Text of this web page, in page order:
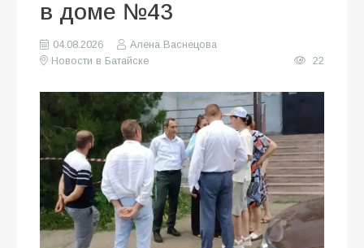
в доме №43
04.08.2026
Алена Васнецова
Новости в Батайске
22